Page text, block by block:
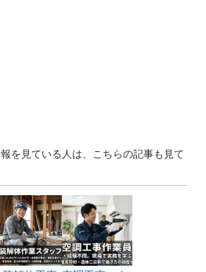
を見ている人は、こちらの記事も見て